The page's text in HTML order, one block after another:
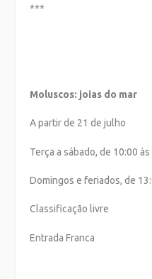
***
Moluscos: joias do mar
A partir de 21 de julho
Terça a sábado, de 10:00
Domingos e feriados, de
Classificação livre
Entrada Franca